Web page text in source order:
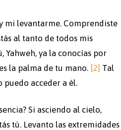
mi levantarme. Comprendiste
al tanto de todos mis
ya la conocías por
la palma de tu mano. [2] Tal
acceder a él.
Si asciendo al cielo,
tú. Levanto las extremidades